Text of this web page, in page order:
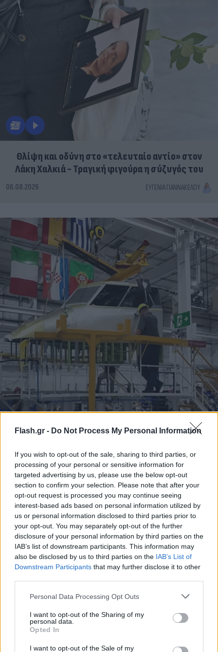
Flash.gr - Do Not Process My Personal Information
If you wish to opt-out of the sale, sharing to third parties, or
processing of your personal or sensitive information for
targeted advertising by us, please use the below opt-out
section to confirm your selection. Please note that after your
opt-out request is processed you may continue seeing
interest-based ads based on personal information utilized by
us or personal information disclosed to third parties prior to
your opt-out. You may separately opt-out of the further
disclosure of your personal information by third parties on the
IAB’s list of downstream participants. This information may
also be disclosed by us to third parties on the IAB’s List of
Downstream Participants that may further disclose it to other
Please note that this website/app uses one or more Google
not limited to your visit or usage behaviour. You may click to
grant or deny consent to Google and its third-party tags to
use your data for below specified purposes in below Google
consent section.
Personal Data Processing Opt Outs
I want to opt-out of the Sharing of my
personal data.
Opted In
I want to opt-out of the Sale of my
Θλίψη και οδύνη στο «τελευταίο αντίο» στον
Λάκη Χαλκιά - Τραγική φιγούρα η σύζυγός του
06.08.2026 ΕΥΓΕΝΊΑ ΓΙΑΝΝΑΚΈΛΟΥ
εικόνες από το αεροπλάνο που επιχειρεί και τη
νύχτα
06.08.2026